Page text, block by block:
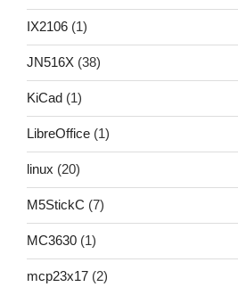
IX2106 (1)
JN516X (38)
KiCad (1)
LibreOffice (1)
linux (20)
M5StickC (7)
MC3630 (1)
mcp23x17 (2)